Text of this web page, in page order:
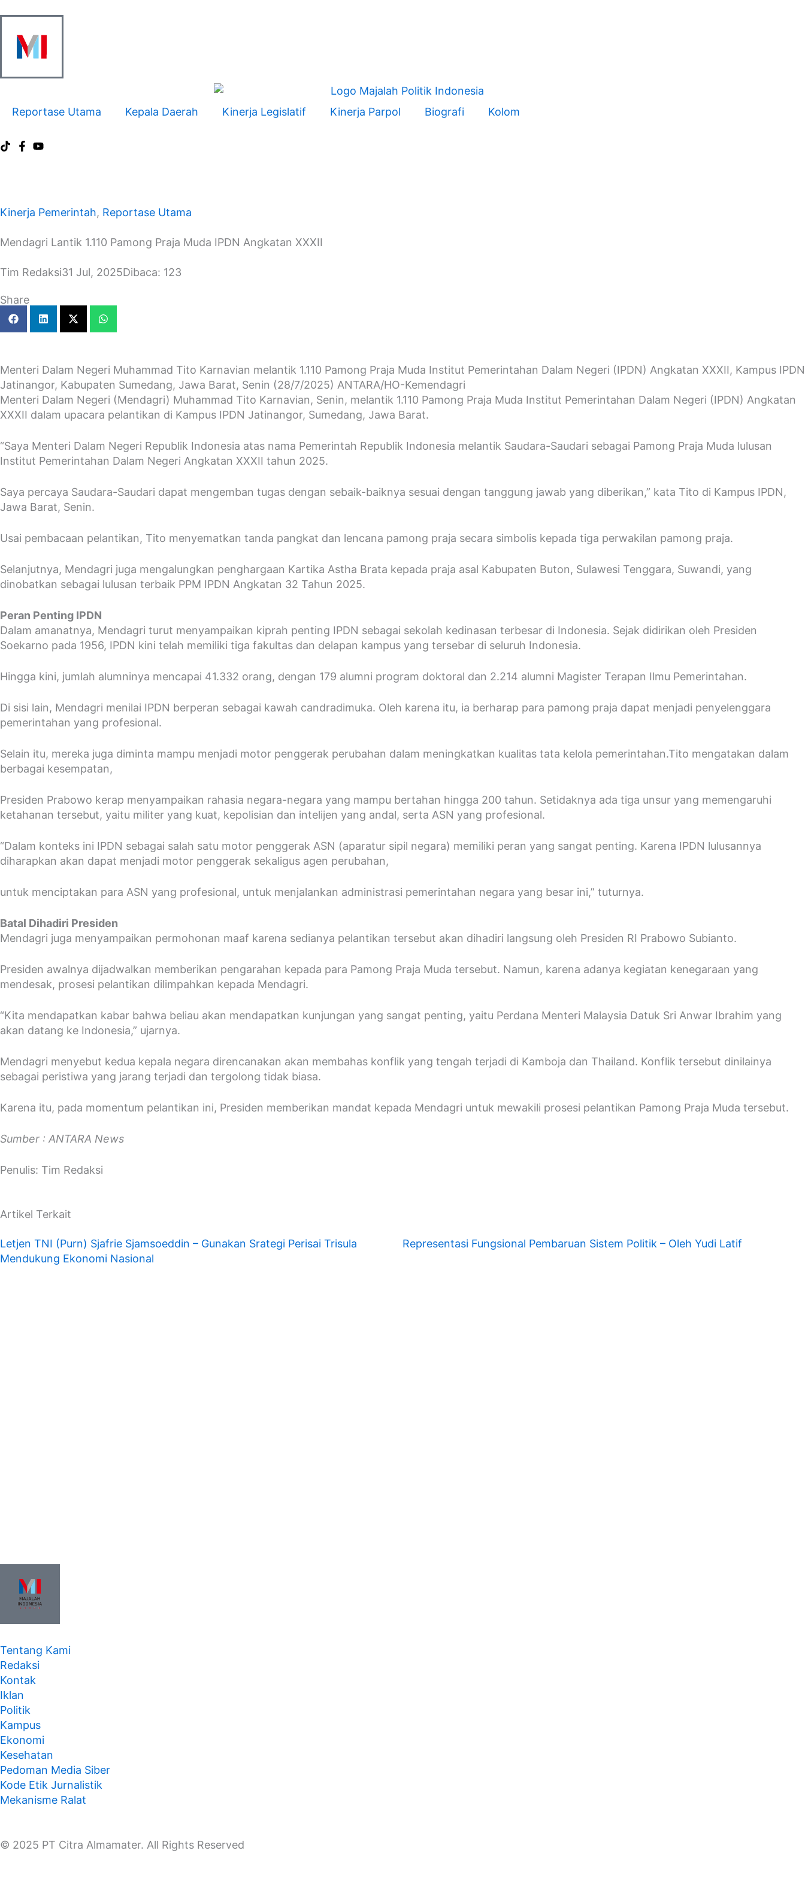
content
Reportase Utama Kepala Daerah Kinerja Legislatif Kinerja Parpol Biografi Kolom
Kinerja Pemerintah, Reportase Utama
Mendagri Lantik 1.110 Pamong Praja Muda IPDN Angkatan XXXII
Tim Redaksi31 Jul, 2025Dibaca: 123
Share
Menteri Dalam Negeri Muhammad Tito Karnavian melantik 1.110 Pamong Praja Muda Institut Pemerintahan Dalam Negeri (IPDN) Angkatan XXXII, Kampus IPDN
Jatinangor, Kabupaten Sumedang, Jawa Barat, Senin (28/7/2025) ANTARA/HO-Kemendagri
Menteri Dalam Negeri (Mendagri) Muhammad Tito Karnavian, Senin, melantik 1.110 Pamong Praja Muda Institut Pemerintahan Dalam Negeri (IPDN) Angkatan
XXXII dalam upacara pelantikan di Kampus IPDN Jatinangor, Sumedang, Jawa Barat.
“Saya Menteri Dalam Negeri Republik Indonesia atas nama Pemerintah Republik Indonesia melantik Saudara-Saudari sebagai Pamong Praja Muda lulusan
Institut Pemerintahan Dalam Negeri Angkatan XXXII tahun 2025.
Saya percaya Saudara-Saudari dapat mengemban tugas dengan sebaik-baiknya sesuai dengan tanggung jawab yang diberikan,” kata Tito di Kampus IPDN,
Jawa Barat, Senin.
Usai pembacaan pelantikan, Tito menyematkan tanda pangkat dan lencana pamong praja secara simbolis kepada tiga perwakilan pamong praja.
Selanjutnya, Mendagri juga mengalungkan penghargaan Kartika Astha Brata kepada praja asal Kabupaten Buton, Sulawesi Tenggara, Suwandi, yang
dinobatkan sebagai lulusan terbaik PPM IPDN Angkatan 32 Tahun 2025.
Peran Penting IPDN
Dalam amanatnya, Mendagri turut menyampaikan kiprah penting IPDN sebagai sekolah kedinasan terbesar di Indonesia. Sejak didirikan oleh Presiden
Soekarno pada 1956, IPDN kini telah memiliki tiga fakultas dan delapan kampus yang tersebar di seluruh Indonesia.
Hingga kini, jumlah alumninya mencapai 41.332 orang, dengan 179 alumni program doktoral dan 2.214 alumni Magister Terapan Ilmu Pemerintahan.
Di sisi lain, Mendagri menilai IPDN berperan sebagai kawah candradimuka. Oleh karena itu, ia berharap para pamong praja dapat menjadi penyelenggara
pemerintahan yang profesional.
Selain itu, mereka juga diminta mampu menjadi motor penggerak perubahan dalam meningkatkan kualitas tata kelola pemerintahan.Tito mengatakan dalam
berbagai kesempatan,
Presiden Prabowo kerap menyampaikan rahasia negara-negara yang mampu bertahan hingga 200 tahun. Setidaknya ada tiga unsur yang memengaruhi
ketahanan tersebut, yaitu militer yang kuat, kepolisian dan intelijen yang andal, serta ASN yang profesional.
“Dalam konteks ini IPDN sebagai salah satu motor penggerak ASN (aparatur sipil negara) memiliki peran yang sangat penting. Karena IPDN lulusannya
diharapkan akan dapat menjadi motor penggerak sekaligus agen perubahan,
untuk menciptakan para ASN yang profesional, untuk menjalankan administrasi pemerintahan negara yang besar ini,” tuturnya.
Batal Dihadiri Presiden
Mendagri juga menyampaikan permohonan maaf karena sedianya pelantikan tersebut akan dihadiri langsung oleh Presiden RI Prabowo Subianto.
Presiden awalnya dijadwalkan memberikan pengarahan kepada para Pamong Praja Muda tersebut. Namun, karena adanya kegiatan kenegaraan yang
mendesak, prosesi pelantikan dilimpahkan kepada Mendagri.
“Kita mendapatkan kabar bahwa beliau akan mendapatkan kunjungan yang sangat penting, yaitu Perdana Menteri Malaysia Datuk Sri Anwar Ibrahim yang
akan datang ke Indonesia,” ujarnya.
Mendagri menyebut kedua kepala negara direncanakan akan membahas konflik yang tengah terjadi di Kamboja dan Thailand. Konflik tersebut dinilainya
sebagai peristiwa yang jarang terjadi dan tergolong tidak biasa.
Karena itu, pada momentum pelantikan ini, Presiden memberikan mandat kepada Mendagri untuk mewakili prosesi pelantikan Pamong Praja Muda tersebut.
Sumber : ANTARA News
Penulis: Tim Redaksi
Artikel Terkait
Letjen TNI (Purn) Sjafrie Sjamsoeddin – Gunakan Srategi Perisai Trisula
Mendukung Ekonomi Nasional
Representasi Fungsional Pembaruan Sistem Politik – Oleh Yudi Latif
Tentang Kami
Redaksi
Kontak
Iklan
Politik
Kampus
Ekonomi
Kesehatan
Pedoman Media Siber
Kode Etik Jurnalistik
Mekanisme Ralat
© 2025 PT Citra Almamater. All Rights Reserved